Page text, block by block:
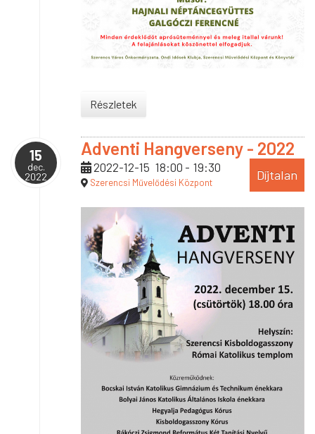
Részletek
15
dec.
2022
Adventi Hangverseny - 2022
2022-12-15 18:00 - 19:30
Szerencsi Művelődési Központ Díjtalan